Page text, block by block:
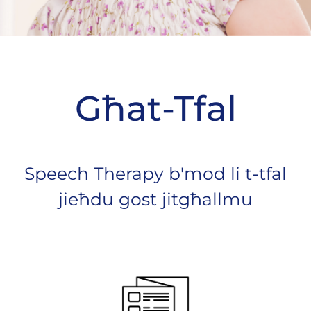
Għat-Tfal
Speech Therapy b'mod li t-tfal
jieħdu gost jitgħallmu